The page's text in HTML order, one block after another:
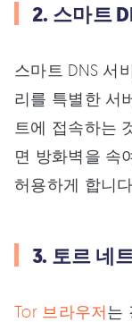
2. 스마트
스마트 DNS 서
리를 특별한 서
트에 접속하는
면 방화벽을 속
허용하게 합니다.
3. 토르 네
Tor 브라우저는